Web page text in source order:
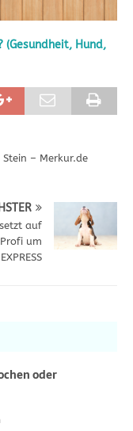
(Gesundheit, Hund,
– Merkur.de
auf
um
oder